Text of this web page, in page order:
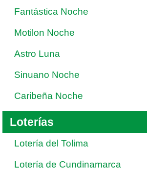
Fantástica Noche
Motilon Noche
Astro Luna
Sinuano Noche
Caribeña Noche
Loterías
Lotería del Tolima
Lotería de Cundinamarca